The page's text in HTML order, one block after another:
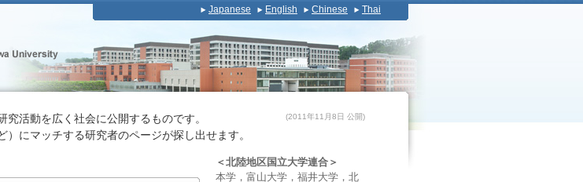
Japanese English Chinese Thai
(2011年11月8日 公開)
活動を広く社会に公開するものです。
にマッチする研究者のページが探し出せます。
＜北陸地区国立大学連合＞
本学，富山大学，福井大学，北